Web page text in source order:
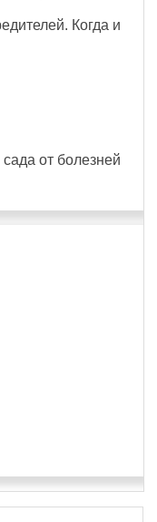
Когда и
от болезней